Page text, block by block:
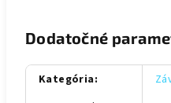
Dodatočné
Kategória: